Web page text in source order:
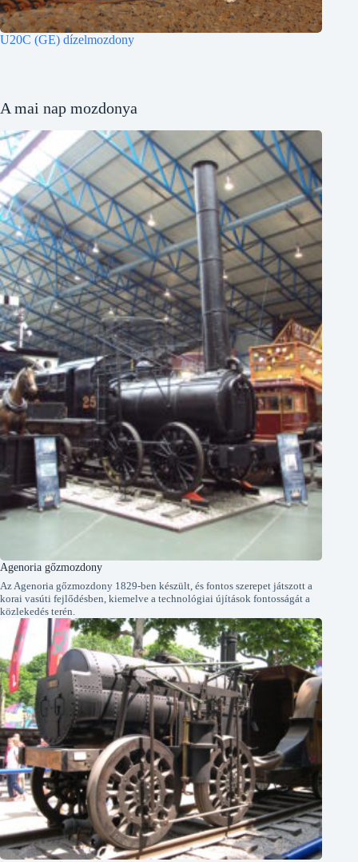
U20C (GE) dízelmozdony
A mai nap mozdonya
Agenoria gőzmozdony
Az Agenoria gőzmozdony 1829-ben készült, és fontos szerepet játszott a
korai vasúti fejlődésben, kiemelve a technológiai újítások fontosságát a
közlekedés terén.